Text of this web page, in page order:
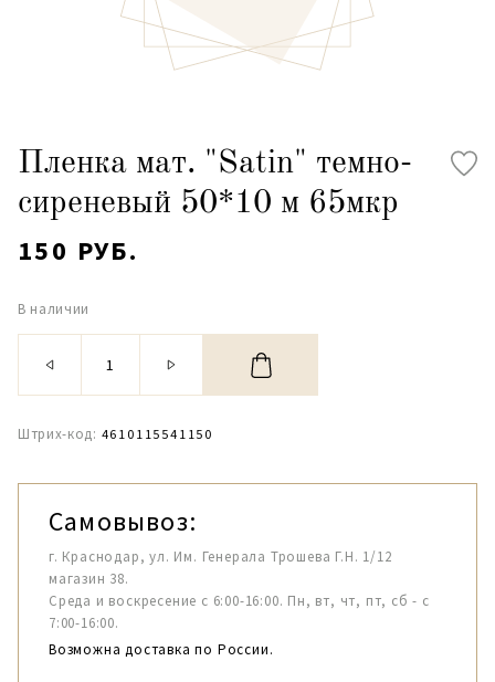
Пленка мат. "Satin" темно-
сиреневый 50*10 м 65мкр
150 РУБ.
В наличии
Штрих-код: 4610115541150
Самовывоз:
г. Краснодар, ул. Им. Генерала Трошева Г.Н. 1/12
магазин 38.
Среда и воскресение с 6:00-16:00. Пн, вт, чт, пт, сб - с
7:00-16:00.
Возможна доставка по России.